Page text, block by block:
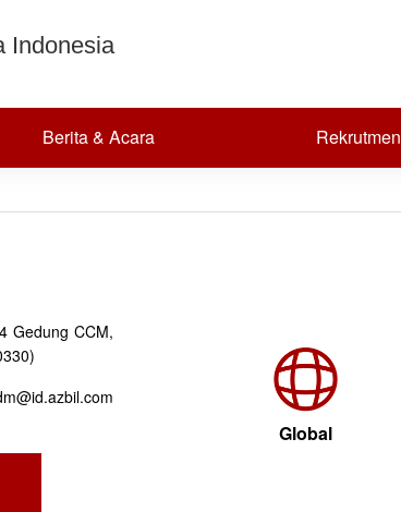
Indonesia
Berita & Acara Rekrutmen
BURNER
ID
Gedung CCM,
Global